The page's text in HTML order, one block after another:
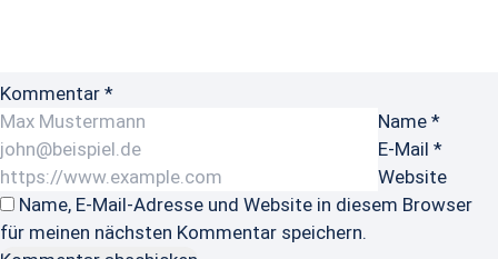
Kommentar *
Name *
E-Mail *
Website
Name, E-Mail-Adresse und Website in diesem Browser
für meinen nächsten Kommentar speichern.